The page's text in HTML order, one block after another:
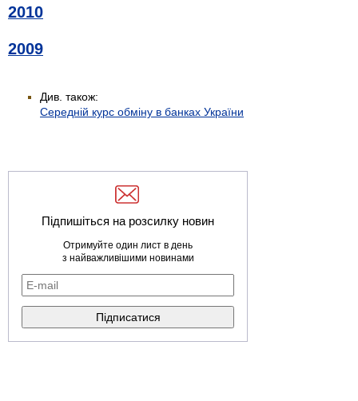
2010
2009
Див. також:
Середній курс обміну в банках України
Підпишіться на розсилку новин
Отримуйте один лист в день
з найважливішими новинами